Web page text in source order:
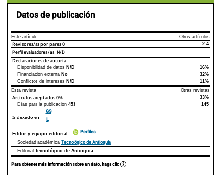
Datos de publicación
Este artículo Otros artículos
Revisores/as por pares0 2.4
Perfil evaluadores/as N/D
Declaraciones de autoría
Declaraciones de autoríaEste artículo
Disponibilidad de datos N/D
16%
Financiación externa No
32%
Conflictos de intereses N/D
11%
Esta revista
Otras revistas
Artículos aceptados0%
33%
Días para la publicación 453 145
Indexado en
GS
L
Editor y equipo editorial Perfiles
Sociedad académica Tecnológico de Antioquia
Editorial Tecnológico de Antioquia
Para obtener más información sobre un dato, haga clic